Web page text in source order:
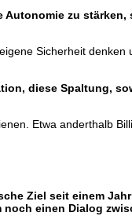
zu
Sicherheit
diese Spaltung,
Etwa anderthalb
Ziel seit einem
einen Dialog